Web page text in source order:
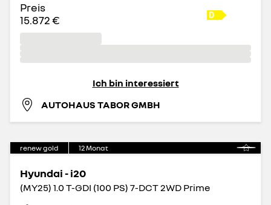
Preis
15.872 €
Ich bin interessiert
AUTOHAUS TABOR GMBH
renew gold 12Monat
Hyundai - i20
(MY25) 1.0 T-GDI (100 PS) 7-DCT 2WD Prime